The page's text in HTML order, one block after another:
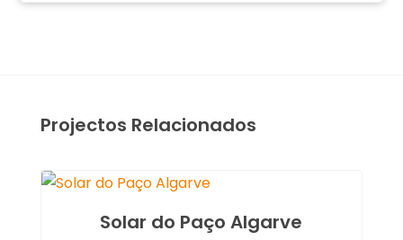
Projectos Relacionados
Solar do Paço Algarve